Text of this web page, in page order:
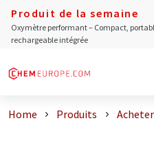
Produit de la semaine
Oxymètre performant – Compact,
rechargeable intégrée
Home Produits